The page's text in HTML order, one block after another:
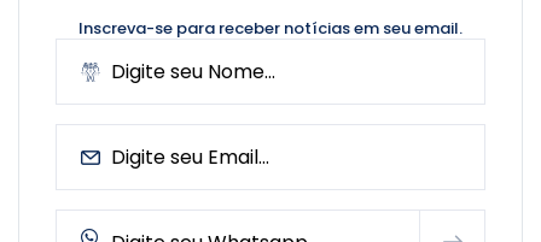
Inscreva-se para receber notíciasem seu email.